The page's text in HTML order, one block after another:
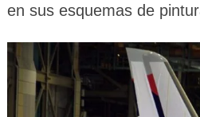
en sus esquemas de